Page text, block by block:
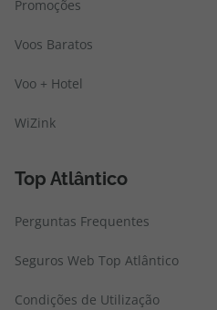
Promoções
Voos Baratos
Voo + Hotel
WiZink
Top Atlântico
Perguntas Frequentes
Seguros Web Top Atlântico
Condições de Utilização